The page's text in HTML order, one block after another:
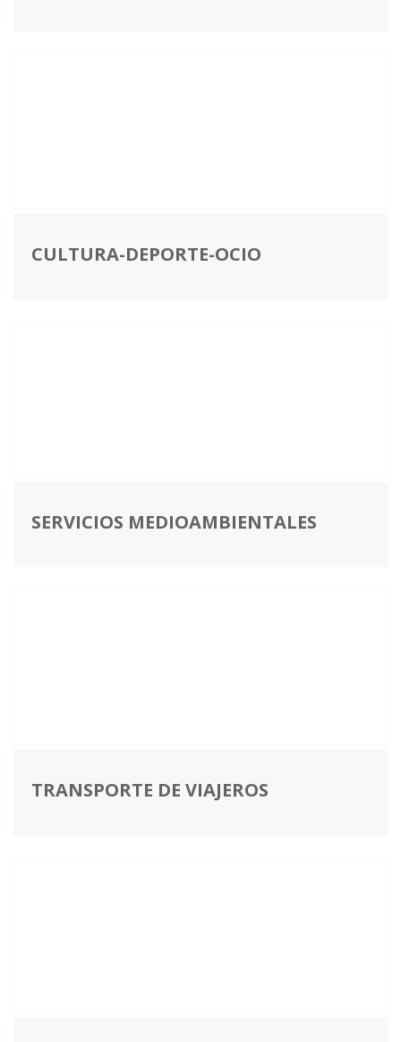
CULTURA-DEPORTE-OCIO
SERVICIOS MEDIOAMBIENTALES
TRANSPORTE DE VIAJEROS